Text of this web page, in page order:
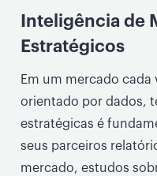
Inteligência de
Estratégicos
Em um mercado
orientado por dados,
estratégicas é
seus parceiros
mercado, estudos